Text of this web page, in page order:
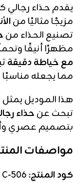
يقدم حذاء رجالي
مزيجًا مثاليًا من
تصنيع الحذاء من
مظهرًا أنيقًا
مع خياطة دقيقة
مما يجعله مناسبًا
هذا الموديل يمثل
تبحث عن حذاء
بتصميم عصري
مواصفات
كود المنتج: